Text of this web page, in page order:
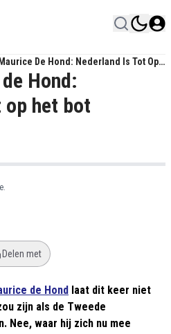
De Hond: Nederland Is Tot Op
Hond:
het bot
Delen met
de Hond laat dit keer niet
zijn als de Tweede
Nee, waar hij zich nu mee